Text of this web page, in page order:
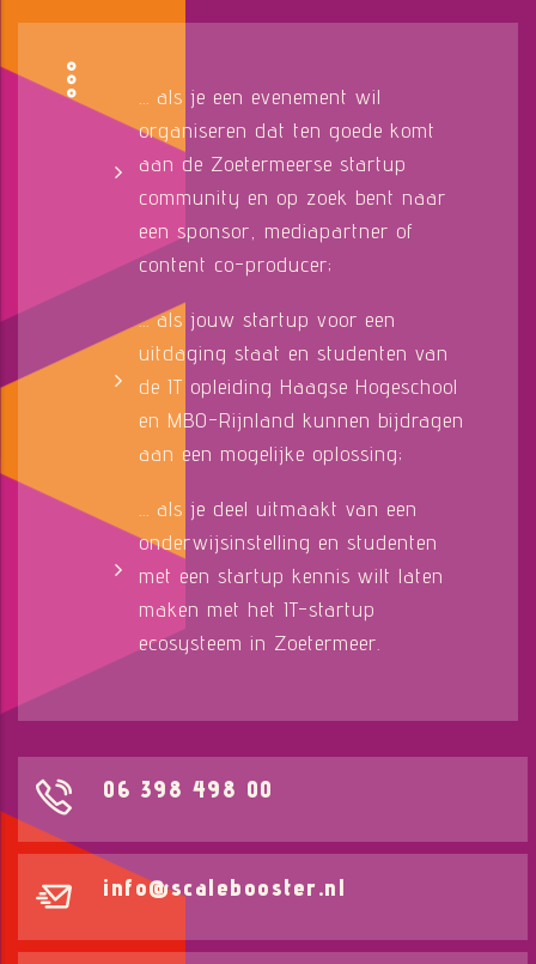
... als je een evenement wil
organiseren dat ten goede komt
aan de Zoetermeerse startup
community en op zoek bent naar
een sponsor, mediapartner of
content co-producer;
... als jouw startup voor een
uitdaging staat en studenten van
de IT opleiding Haagse Hogeschool
en MBO-Rijnland kunnen bijdragen
aan een mogelijke oplossing;
... als je deel uitmaakt van een
onderwijsinstelling en studenten
met een startup kennis wilt laten
maken met het IT-startup
ecosysteem in Zoetermeer.
06 398 498 00
info@scalebooster.nl